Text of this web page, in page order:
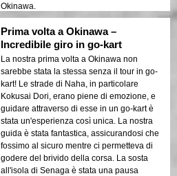
Okinawa.
Prima volta a Okinawa –
Incredibile giro in go-kart
La nostra prima volta a Okinawa non
sarebbe stata la stessa senza il tour in go-
kart! Le strade di Naha, in particolare
Kokusai Dori, erano piene di emozione, e
guidare attraverso di esse in un go-kart è
stata un'esperienza così unica. La nostra
guida è stata fantastica, assicurandosi che
fossimo al sicuro mentre ci permetteva di
godere del brivido della corsa. La sosta
all'isola di Senaga è stata una pausa